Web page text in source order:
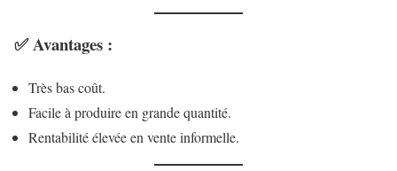
✅Avantages :
Très bas coût.
Facile à produire en grande quantité.
Rentabilité élevée en vente informelle.